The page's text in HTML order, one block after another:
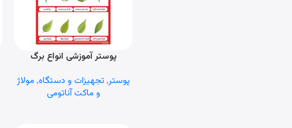
اطلاعات بیشتر
پوستر آموزشی انواع برگ
پوستر, تجهیزات و دستگاه, مولاژ
و ماکت آناتومی